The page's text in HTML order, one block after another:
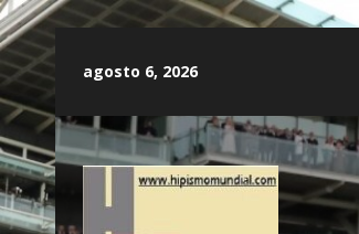
contenido
agosto 6, 2026